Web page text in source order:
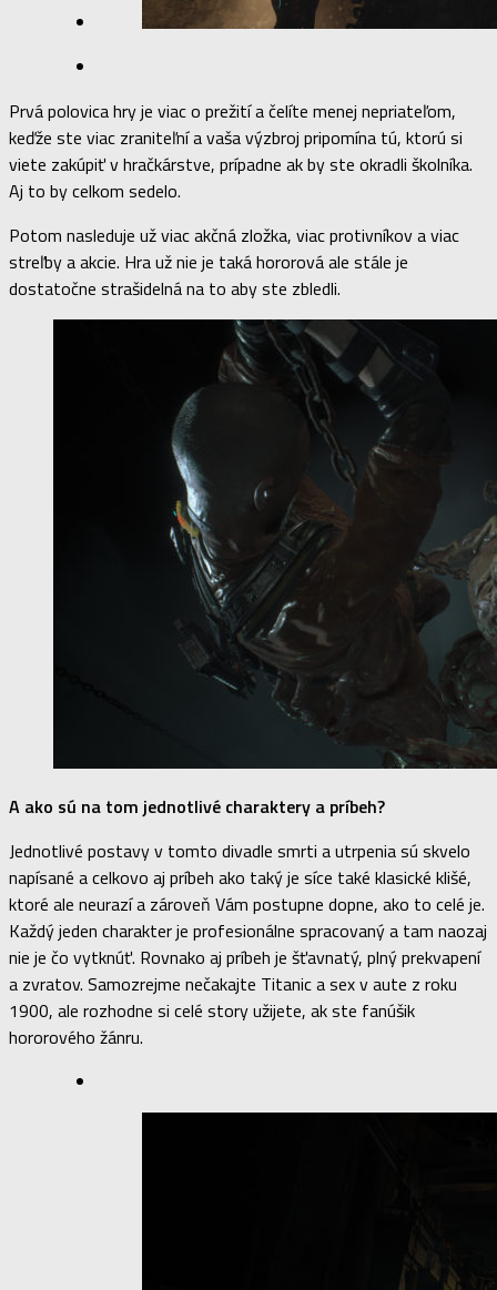
Prvá polovica hry je viac o prežití a čelíte menej nepriateľom,
keďže ste viac zraniteľní a vaša výzbroj pripomína tú, ktorú si
viete zakúpiť v hračkárstve, prípadne ak by ste okradli školníka.
Aj to by celkom sedelo.
Potom nasleduje už viac akčná zložka, viac protivníkov a viac
streľby a akcie. Hra už nie je taká hororová ale stále je
dostatočne strašidelná na to aby ste zbledli.
A ako sú na tom jednotlivé charaktery a príbeh?
Jednotlivé postavy v tomto divadle smrti a utrpenia sú skvelo
napísané a celkovo aj príbeh ako taký je síce také klasické klišé,
ktoré ale neurazí a zároveň Vám postupne dopne, ako to celé je.
Každý jeden charakter je profesionálne spracovaný a tam naozaj
nie je čo vytknúť. Rovnako aj príbeh je šťavnatý, plný prekvapení
a zvratov. Samozrejme nečakajte Titanic a sex v aute z roku
1900, ale rozhodne si celé story užijete, ak ste fanúšik
hororového žánru.